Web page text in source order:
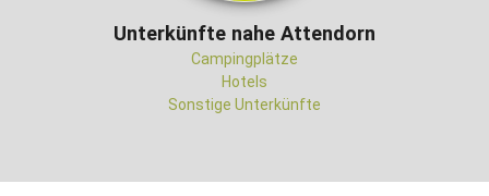
Unterkünfte nahe Attendorn
Campingplätze
Hotels
Sonstige Unterkünfte